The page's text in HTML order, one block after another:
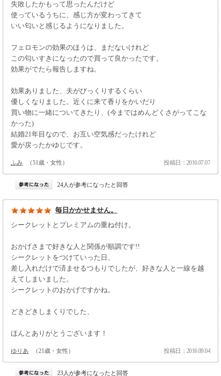
失敗したかもって思ったんだけど
使っているうちに、感じ方が変わってきて
いい匂いと感じるようになりました。
フェロモンの効果のほうは、まだないけれど
この匂いすきになったので買って良かったです。
効果がでたら報告しますね。
効果ありました、夫がびっくりするくらい
優しくなりました。近くに来て香りをかいだり
買い物に一緒についてきたり、(今まではめんどくさがってこな
かった)
結婚21年目なので、お互い空気感だったけれど
愛が戻ったかゆじです。
ふみ （51歳・女性） 投稿日：2016.07.07
24人が参考になったと回答
毎日かかせません。
シークレットとプレミアムの重ね付け。
おかげさまで好きな人と関係が順調です!!
シークレットをつけていった日、
差し入れだけで済ませるつもりでしたが、好きな人と一線を越
えてしまいました。
シークレットのおかげですかね。
どきどきしまくりでした、
ほんとありがとうございます！
ゆりあ （21歳・女性） 投稿日：2016.09.04
23人が参考になったと回答